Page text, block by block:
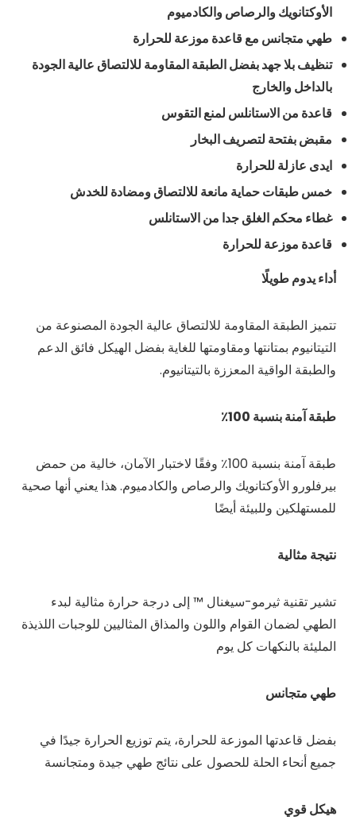
الأوكتانويك والرصاص والكادميوم
طهي متجانس مع قاعدة موزعة للحرارة
تنظيف بلا جهد بفضل الطبقة المقاومة للالتصاق عالية الجودة
بالداخل والخارج
قاعدة من الاستانلس لمنع التقوس
مقبض بفتحة لتصريف البخار
ايدى عازلة للحرارة
خمس طبقات حماية مانعة للالتصاق ومضادة للخدش
غطاء محكم الغلق جدا من الاستانلس
قاعدة موزعة للحرارة
أداء يدوم طويلًا
تتميز الطبقة المقاومة للالتصاق عالية الجودة المصنوعة من
التيتانيوم بمتانتها ومقاومتها للغاية بفضل الهيكل فائق الدعم
والطبقة الواقية المعززة بالتيتانيوم.
طبقة آمنة بنسبة 100٪
طبقة آمنة بنسبة 100٪ وفقًا لاختبار الآمان، خالية من حمض
بيرفلورو الأوكتانويك والرصاص والكادميوم. هذا يعني أنها صحية
للمستهلكين وللبيئة أيضًا
نتيجة مثالية
تشير تقنية ثيرمو-سيغنال ™ إلى درجة حرارة مثالية لبدء
الطهي لضمان القوام واللون والمذاق المثاليين للوجبات اللذيذة
المليئة بالنكهات كل يوم
طهي متجانس
بفضل قاعدتها الموزعة للحرارة، يتم توزيع الحرارة جيدًا في
جميع أنحاء الحلة للحصول على نتائج طهي جيدة ومتجانسة
هيكل قوي